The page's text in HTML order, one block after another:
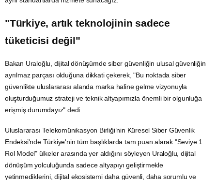
"Türkiye, artık teknolojinin sadece
tüketicisi değil"
Bakan Uraloğlu, dijital dönüşümde siber güvenliğin ulusal güvenliğin
ayrılmaz parçası olduğuna dikkati çekerek, "Bu noktada siber
güvenlikte uluslararası alanda marka haline gelme vizyonuyla
oluşturduğumuz strateji ve teknik altyapımızla önemli bir olgunluğa
erişmiş durumdayız" dedi.
UluslararasıTelekomünikasyon Birliği’nin KüreselSiber Güvenlik
Endeksi'nde Türkiye'nin tüm başlıklarda tam puan alarak "Seviye 1
Rol Model" ülkeler arasında yer aldığını söyleyen Uraloğlu, dijital
dönüşüm yolculuğunda sadece altyapıyı geliştirmekle
yetinmediklerini, dijital ekosistemi daha güvenli, daha sorumlu ve